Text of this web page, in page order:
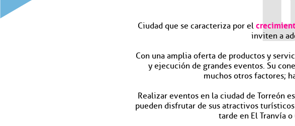
Ciudad que se caracteriza por el
inviten a
Con una amplia oferta de productos y
y ejecución de grandes eventos. Su
muchos otros factores;
Realizar eventos en la ciudad de Torreón
pueden disfrutar de sus atractivos
tarde en El Tranvía